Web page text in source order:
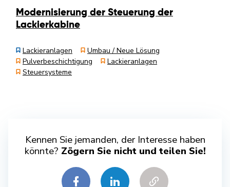
Modernisierung der Steuerung der
Lackierkabine
Lackieranlagen
Umbau / Neue Lösung
Pulverbeschichtigung
Lackieranlagen
Steuersysteme
Kennen Sie jemanden, der Interesse haben
könnte? Zögern Sie nicht und teilen Sie!